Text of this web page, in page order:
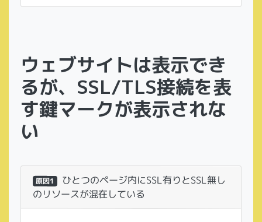
ウェブサイトは表示でき
るが、SSL/TLS接続を表
す鍵マークが表示されな
い
原因1 ひとつのページ内にSSL有りとSSL無し
のリソースが混在している